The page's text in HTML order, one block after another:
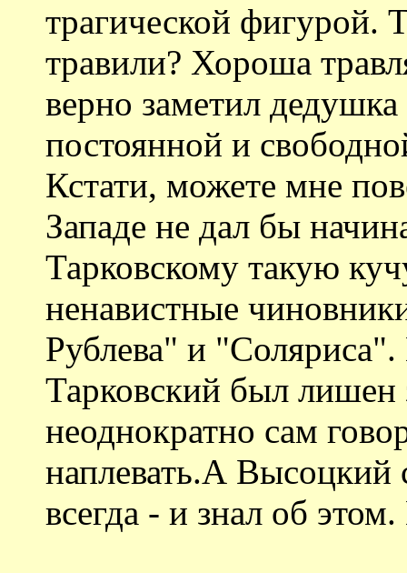
трагической фигурой.
травили? Хороша
верно заметил
постоянной и
Кстати, можете мне
Западе не дал бы
Тарковскому такую
ненавистные
Рублева" и "Соляриса".
Тарковский был лишен
неоднократно сам
наплевать.А Высоцкий
всегда - и знал об